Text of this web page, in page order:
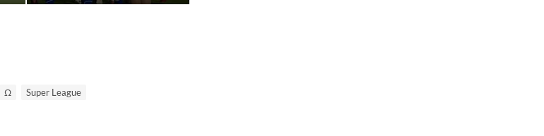
Ω Super League